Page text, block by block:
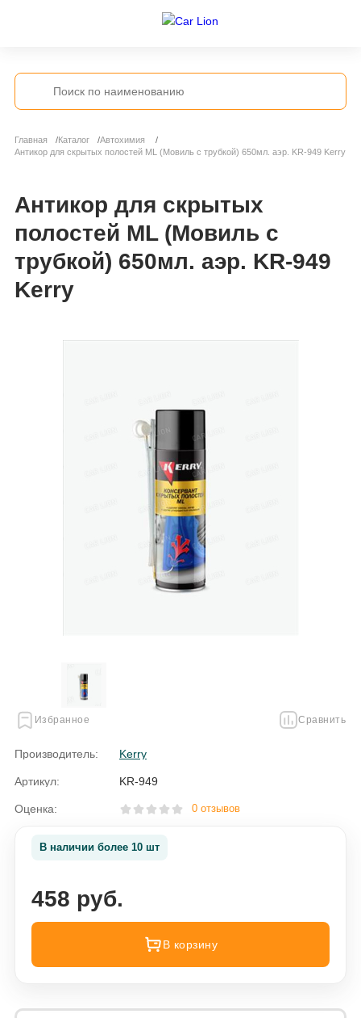
Главная Каталог
Автохимия
Антикор для скрытых полостей ML (Мовиль с трубкой) 650мл. аэр. KR-949 Kerry
Антикор для скрытых
полостей ML (Мовиль с
трубкой) 650мл. аэр. KR-949
Kerry
Избранное Сравнить
Производитель: Kerry
Артикул: KR-949
Оценка: 0 отзывов
В наличии более 10 шт
458 руб.
В корзину